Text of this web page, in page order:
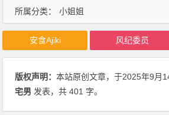
所属分类： 小姐姐
安食Ajiki 风纪委员
版权声明：本站原创文章，于2025年9月
宅男 发表，共 401 字。